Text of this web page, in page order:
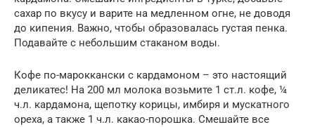
сахар по вкусу и варите на медленном огне, не доводя
до кипения. Важно, чтобы образовалась густая пенка.
Подавайте с небольшим стаканом воды.
Кофе по-мароккански с кардамоном – это настоящий
деликатес! На 200 мл молока возьмите 1 ст.л. кофе, ¼
ч.л. кардамона, щепотку корицы, имбиря и мускатного
ореха, а также 1 ч.л. какао-порошка. Смешайте все